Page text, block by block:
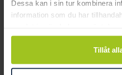
Dessa kan i sin tur kombinera
information som du har
Tillåt